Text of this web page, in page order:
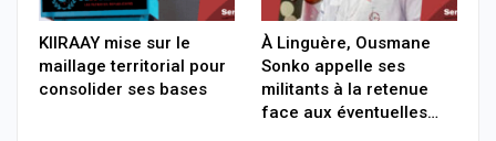
KIIRAAY mise sur le
maillage territorial pour
consolider ses bases
À Linguère, Ousmane
Sonko appelle ses
militants à la retenue
face aux éventuelles…